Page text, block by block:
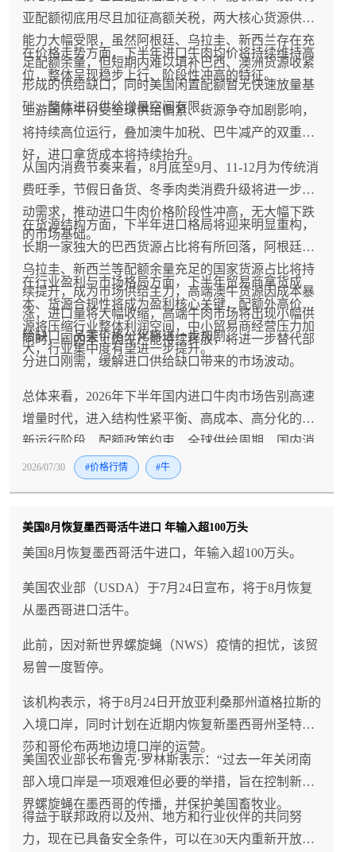
亚配额彻底用尽且加征高额关税，两大核心货源供给
能力大幅受限，虽然阿根廷、乌拉圭、新西兰存在充
足配额余量，但短期内难以填补巴西、澳洲货源收紧
形成的供给缺口，同时美国闲置配额暂无快速放量基
础，整体进口供给增量空间有限。
在价格走势方面，下半年进口牛肉均价将持续维持高
位，整体呈现稳步上行、阶段性冲高的特征。
上游国际牛价受全球供给偏紧、货源争夺加剧影响，
将持续高位运行，叠加澳牛加税、巴牛减产的双重利
好，进口拿货成本将持续抬升。
从国内消费节奏来看，8月底至9月、11-12月为传统消
费旺季，节假日备货、冬季肉类消费升级将进一步拉
动需求，推动进口牛肉价格阶段性冲高，无大幅下跌
的市场基础。
在货源结构方面，下半年进口格局将迎来明显重构，
长期一家独大的巴西货源占比将有所回落，阿根廷、
乌拉圭、新西兰等配额余量充足的国家货源占比将持
续提升，成为市场供给主力，高端澳牛货源因成本暴
涨，进口量将大幅收缩，高端牛肉市场将出现小幅供
给缺口，品类价格分化将进一步加剧。
在行业盈利与市场格局方面，下半年贸易商拿货成
本、货源合规性将成为盈利核心关键，配额外高价货
源将压缩行业整体利润空间，中小贸易商经营压力加
大，行业集中度有望进一步提升。
同时，国内本土肉牛产能持续释放，将进一步替代部
分进口刚需，缓解进口供给缺口带来的市场波动。
总体来看，2026年下半年国内进口牛肉市场告别高速
增量时代，进入结构性紧平衡、高成本、高分化的全
新运行阶段，配额政策约束、全球供给周期、国内消
费节奏将共同主导市场走势，行业将在供需博弈中维
2026/07/30 #价格行情 #牛
美国8月恢复墨西哥活牛进口 年输入超100万头
美国8月恢复墨西哥活牛进口，年输入超100万头。
美国农业部（USDA）于7月24日宣布，将于8月恢复
从墨西哥进口活牛。
此前，因对新世界螺旋蝇（NWS）疫情的担忧，该贸
易曾一度暂停。
该机构表示，将于8月24日开放亚利桑那州道格拉斯的
入境口岸，同时计划在近期内恢复新墨西哥州圣特蕾
莎和哥伦布两地边境口岸的运营。
美国农业部长布鲁克·罗林斯表示：“过去一年关闭南
部入境口岸是一项艰难但必要的举措，旨在控制新世
界螺旋蝇在墨西哥的传播，并保护美国畜牧业。
得益于联邦政府以及州、地方和行业伙伴的共同努
力，现在已具备安全条件，可以在30天内重新开放亚